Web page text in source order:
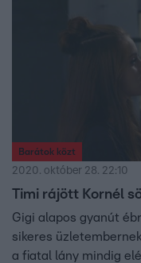
Barátok közt
2020. október 28. 22:10
Timi rájött Kornél
Gigi alapos gyanút
sikeres
a fiatal lány mindig